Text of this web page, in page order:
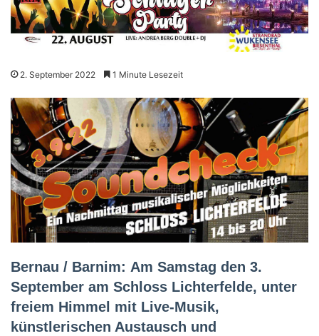
2. September 2022 1 Minute Lesezeit
Bernau / Barnim: Am Samstag den 3.
September am Schloss Lichterfelde, unter
freiem Himmel mit Live-Musik,
künstlerischen Austausch und